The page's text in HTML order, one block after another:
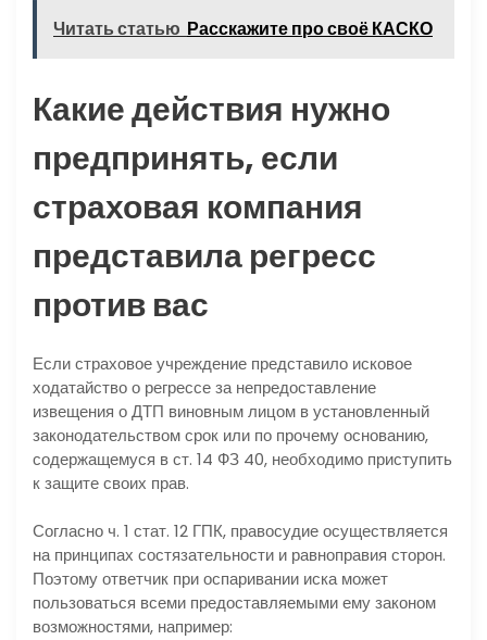
Читать статью Расскажите про своё КАСКО
Какие действия нужно
предпринять, если
страховая компания
представила регресс
против вас
Если страховое учреждение представило исковое
ходатайство о регрессе за непредоставление
извещения о ДТП виновным лицом в установленный
законодательством срок или по прочему основанию,
содержащемуся в ст. 14 ФЗ 40, необходимо приступить
к защите своих прав.
Согласно ч. 1 стат. 12 ГПК, правосудие осуществляется
на принципах состязательности и равноправия сторон.
Поэтому ответчик при оспаривании иска может
пользоваться всеми предоставляемыми ему законом
возможностями, например: